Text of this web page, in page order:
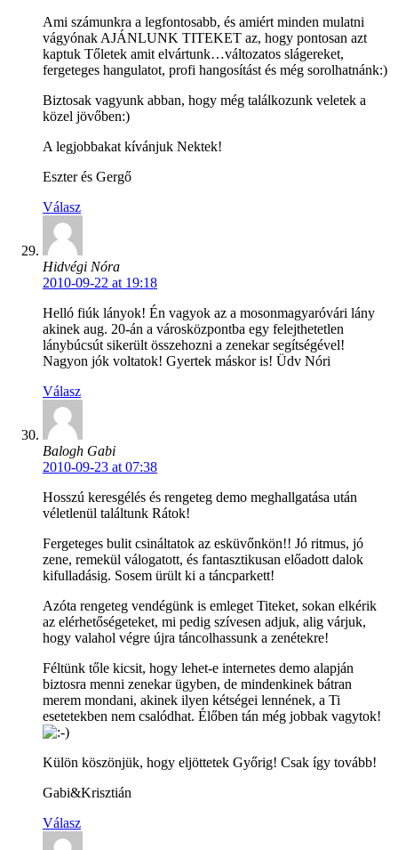
Ami számunkra a legfontosabb, és amiért minden mulatni
vágyónak AJÁNLUNK TITEKET az, hogy pontosan azt
kaptuk Tőletek amit elvártunk…változatos slágereket,
fergeteges hangulatot, profi hangosítást és még sorolhatnánk:)
Biztosak vagyunk abban, hogy még találkozunk veletek a
közel jövőben:)
A legjobbakat kívánjuk Nektek!
Eszter és Gergő
Válasz
Hidvégi Nóra
2010-09-22 at 19:18
Helló fiúk lányok! Én vagyok az a mosonmagyaróvári lány
akinek aug. 20-án a városközpontba egy felejthetetlen
lánybúcsút sikerült összehozni a zenekar segítségével!
Nagyon jók voltatok! Gyertek máskor is! Üdv Nóri
Válasz
Balogh Gabi
2010-09-23 at 07:38
Hosszú keresgélés és rengeteg demo meghallgatása után
véletlenül találtunk Rátok!
Fergeteges bulit csináltatok az esküvőnkön!! Jó ritmus, jó
zene, remekül válogatott, és fantasztikusan előadott dalok
kifulladásig. Sosem ürült ki a táncparkett!
Azóta rengeteg vendégünk is emleget Titeket, sokan elkérik
az elérhetőségeteket, mi pedig szívesen adjuk, alig várjuk,
hogy valahol végre újra táncolhassunk a zenétekre!
Féltünk tőle kicsit, hogy lehet-e internetes demo alapján
biztosra menni zenekar ügyben, de mindenkinek bátran
merem mondani, akinek ilyen kétségei lennének, a Ti
esetetekben nem csalódhat. Élőben tán még jobbak vagytok!
Külön köszönjük, hogy eljöttetek Győrig! Csak így tovább!
Gabi&Krisztián
Válasz